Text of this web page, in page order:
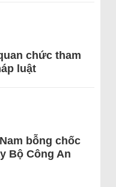
chức tham
luật
bỗng chốc
Bộ Công An